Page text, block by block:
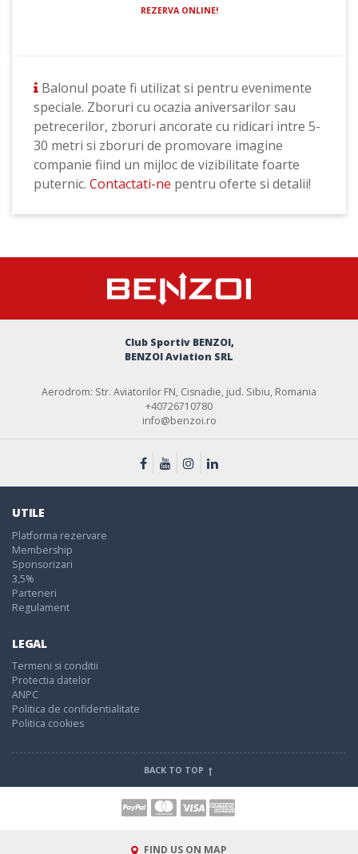
REZERVA ONLINE!
Balonul poate fi utilizat si pentru evenimente
speciale. Zboruri cu ocazia aniversarilor sau
petrecerilor, zboruri ancorate cu ridicari intre 5-
30 metri si zboruri de promovare imagine
companie fiind un mijloc de vizibilitate foarte
puternic. Contactati-ne pentru oferte si detalii!
Club Sportiv BENZOI,
BENZOI Aviation SRL
Aerodrom: Str. Aviatorilor FN, Cisnadie, jud. Sibiu, Romania
+40726710780
info@benzoi.ro
UTILE
Platforma rezervare
Membership
Sponsorizari
3,5%
Parteneri
Regulament
LEGAL
Termeni si conditii
Protectia datelor
ANPC
Politica de confidentialitate
Politica cookies
BACK TO TOP
FIND US ON MAP